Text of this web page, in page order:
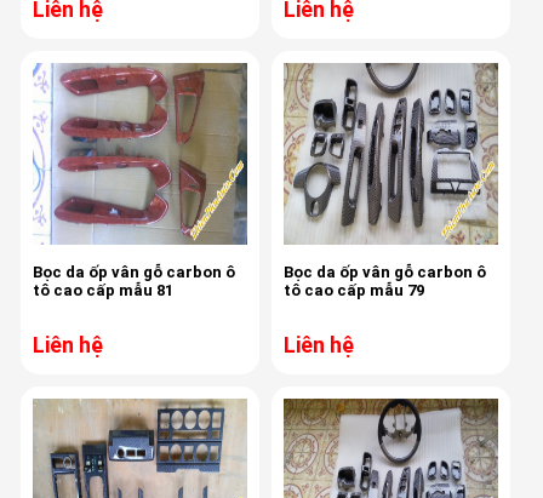
Liên hệ Liên hệ
Bọc da ốp vân gỗ carbon ô
tô cao cấp mẫu 81
Liên hệ
Bọc da ốp vân gỗ carbon ô
tô cao cấp mẫu 79
Liên hệ